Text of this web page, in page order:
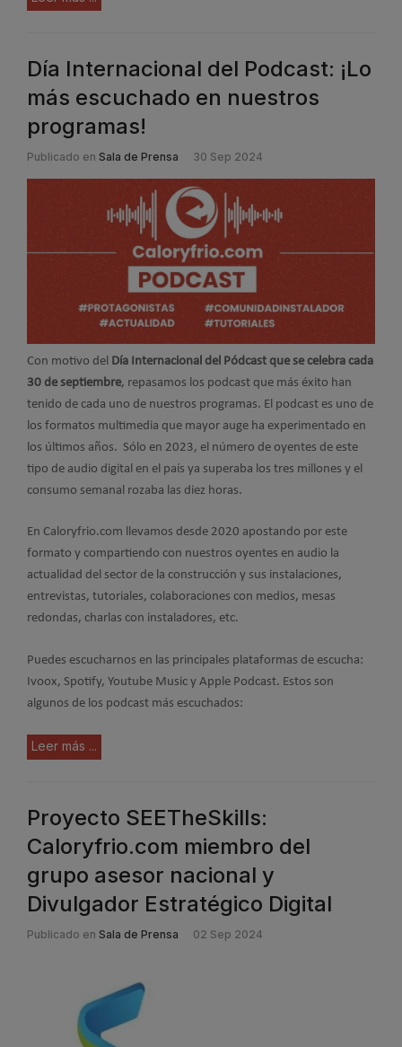
Día Internacional del Podcast: ¡Lo
más escuchado en nuestros
programas!
Publicado en Sala de Prensa 30 Sep 2024
Con motivo del Día Internacional del Pódcast que se celebra cada
30 de septiembre, repasamos los podcast que más éxito han
tenido de cada uno de nuestros programas. El podcast es uno de
los formatos multimedia que mayor auge ha experimentado en
los últimos años. Sólo en 2023, el número de oyentes de este
tipo de audio digital en el país ya superaba los tres millones y el
consumo semanal rozaba las diez horas.
En Caloryfrio.com llevamos desde 2020 apostando por este
formato y compartiendo con nuestros oyentes en audio la
actualidad del sector de la construcción y sus instalaciones,
entrevistas, tutoriales, colaboraciones con medios, mesas
redondas, charlas con instaladores, etc.
Puedes escucharnos en las principales plataformas de escucha:
Ivoox, Spotify, Youtube Music y Apple Podcast. Estos son
algunos de los podcast más escuchados:
Leer más ...
Proyecto SEETheSkills:
Caloryfrio.com miembro del
grupo asesor nacional y
Divulgador Estratégico Digital
Publicado en Sala de Prensa 02 Sep 2024